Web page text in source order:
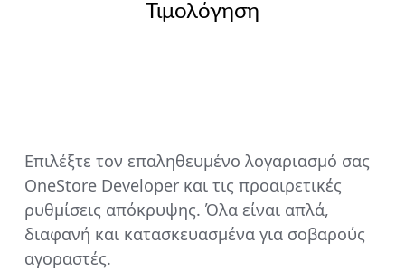
Τιμολόγηση
Επιλέξτε τον επαληθευμένο λογαριασμό σας
OneStore Developer και τις προαιρετικές
ρυθμίσεις απόκρυψης. Όλα είναι απλά,
διαφανή και κατασκευασμένα για σοβαρούς
αγοραστές.